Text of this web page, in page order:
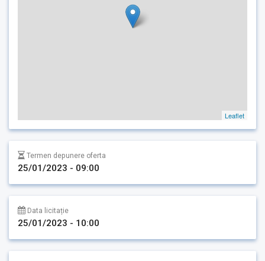
Leaflet
Termen depunere oferta
25/01/2023 - 09:00
Data licitație
25/01/2023 - 10:00